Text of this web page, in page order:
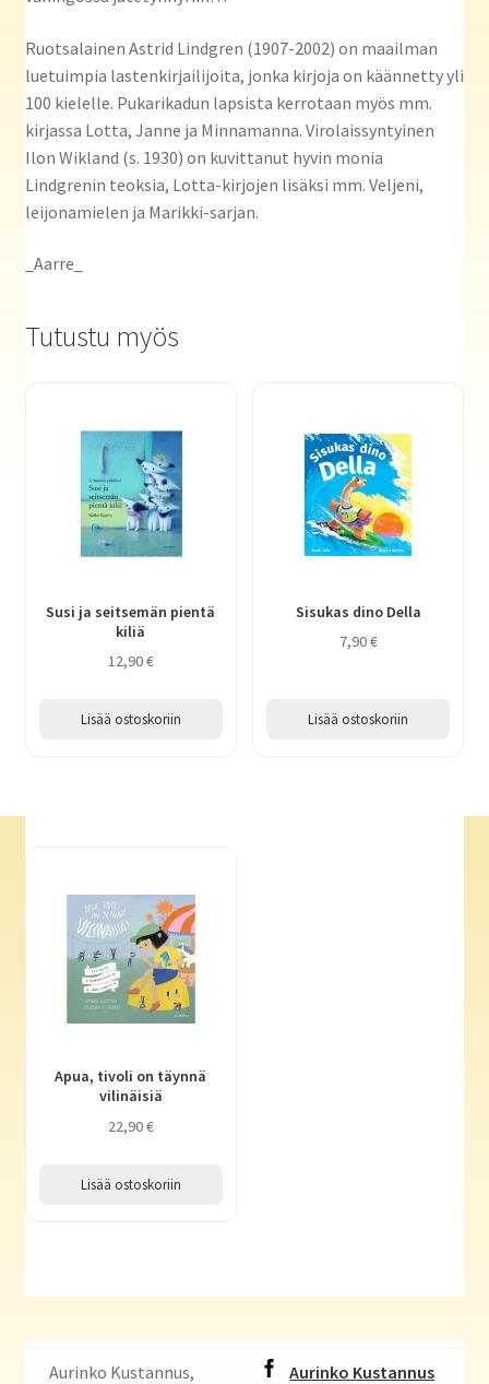
Ruotsalainen Astrid Lindgren (1907-2002) on maailman
luetuimpia lastenkirjailijoita, jonka kirjoja on käännetty yli
100 kielelle. Pukarikadun lapsista kerrotaan myös mm.
kirjassa Lotta, Janne ja Minnamanna. Virolaissyntyinen
Ilon Wikland (s. 1930) on kuvittanut hyvin monia
Lindgrenin teoksia, Lotta-kirjojen lisäksi mm. Veljeni,
leijonamielen ja Marikki-sarjan.
_Aarre_
Tutustu myös
Susi ja seitsemän pientä
kiliä
12,90€
Lisää ostoskoriin
Sisukas dino Della
7,90€
Lisää ostoskoriin
Apua, tivoli on täynnä
vilinäisiä
22,90€
Lisää ostoskoriin
Aurinko Kustannus, Aurinko Kustannus